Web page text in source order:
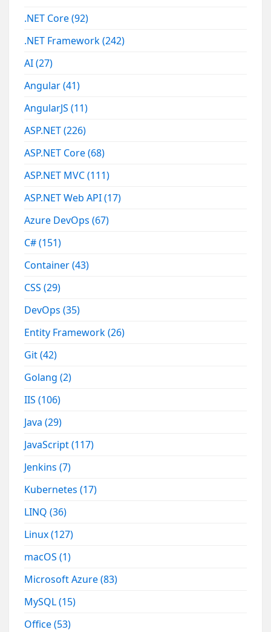
.NET Core(92)
.NET Framework(242)
AI(27)
Angular(41)
AngularJS(11)
ASP.NET(226)
ASP.NET Core(68)
ASP.NET MVC(111)
ASP.NET Web API(17)
Azure DevOps(67)
C#(151)
Container(43)
CSS(29)
DevOps(35)
Entity Framework(26)
Git(42)
Golang(2)
IIS(106)
Java(29)
JavaScript(117)
Jenkins(7)
Kubernetes(17)
LINQ(36)
Linux(127)
macOS(1)
Microsoft Azure(83)
MySQL(15)
Office(53)